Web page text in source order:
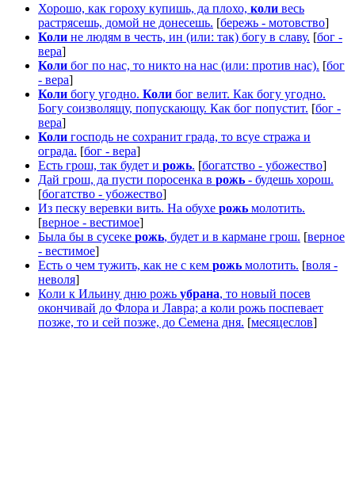
Хорошо, как гороху купишь, да плохо, коли весь
растрясешь, домой не донесешь. [бережь - мотовство]
Коли не людям в честь, ин (или: так) богу в славу. [бог -
вера]
Коли бог по нас, то никто на нас (или: против нас). [бог
- вера]
Коли богу угодно. Коли бог велит. Как богу угодно.
Богу соизволящу, попускающу. Как бог попустит. [бог -
вера]
Коли господь не сохранит града, то всуе стража и
ограда. [бог - вера]
Есть грош, так будет и рожь. [богатство - убожество]
Дай грош, да пусти поросенка в рожь - будешь хорош.
[богатство - убожество]
Из песку веревки вить. На обухе рожь молотить.
[верное - вестимое]
Была бы в сусеке рожь, будет и в кармане грош. [верное
- вестимое]
Есть о чем тужить, как не с кем рожь молотить. [воля -
неволя]
Коли к Ильину дню рожь убрана, то новый посев
окончивай до Флора и Лавра; а коли рожь поспевает
позже, то и сей позже, до Семена дня. [месяцеслов]